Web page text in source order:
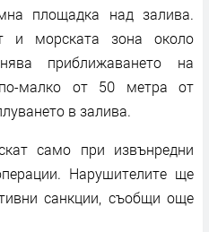
площадка над залива.
и морската зона около
приближаването на
малко от 50 метра от
в залива.
само при извънредни
Нарушителите ще
санкции, съобщи още